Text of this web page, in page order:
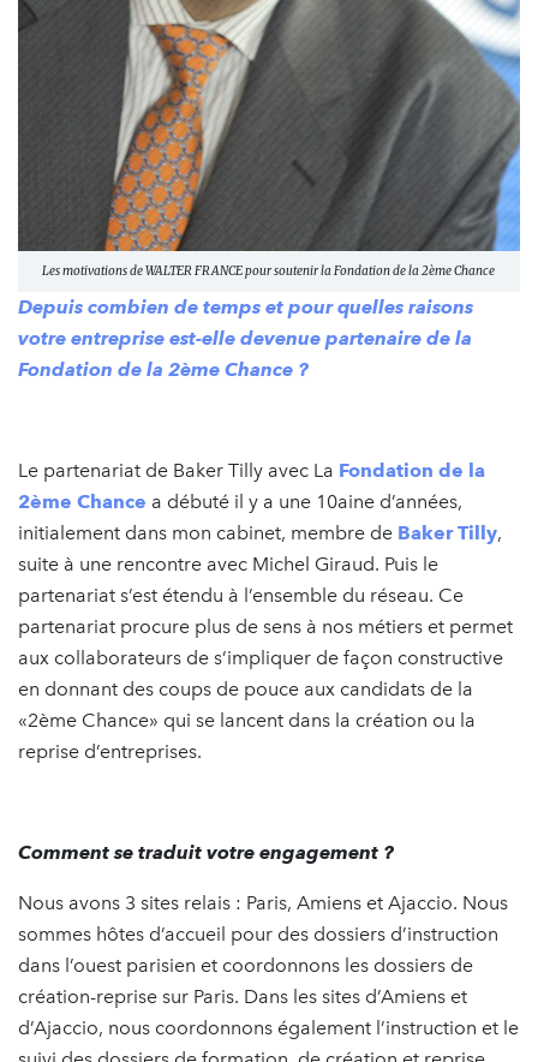
Les motivations de WALTER FRANCE pour soutenir la Fondation de la 2ème Chance
Depuis combien de temps et pour quelles raisons
votre entreprise est-elle devenue partenaire de la
Fondation de la 2ème Chance ?
Le partenariat de Baker Tilly avec La Fondation de la
2ème Chance a débuté il y a une 10aine d’années,
initialement dans mon cabinet, membre de Baker Tilly,
suite à une rencontre avec Michel Giraud. Puis le
partenariat s’est étendu à l’ensemble du réseau. Ce
partenariat procure plus de sens à nos métiers et permet
aux collaborateurs de s’impliquer de façon constructive
en donnant des coups de pouce aux candidats de la
«2ème Chance» qui se lancent dans la création ou la
reprise d’entreprises.
Comment se traduit votre engagement ?
Nous avons 3 sites relais : Paris, Amiens et Ajaccio. Nous
sommes hôtes d’accueil pour des dossiers d’instruction
dans l’ouest parisien et coordonnons les dossiers de
création-reprise sur Paris. Dans les sites d’Amiens et
d’Ajaccio, nous coordonnons également l’instruction et le